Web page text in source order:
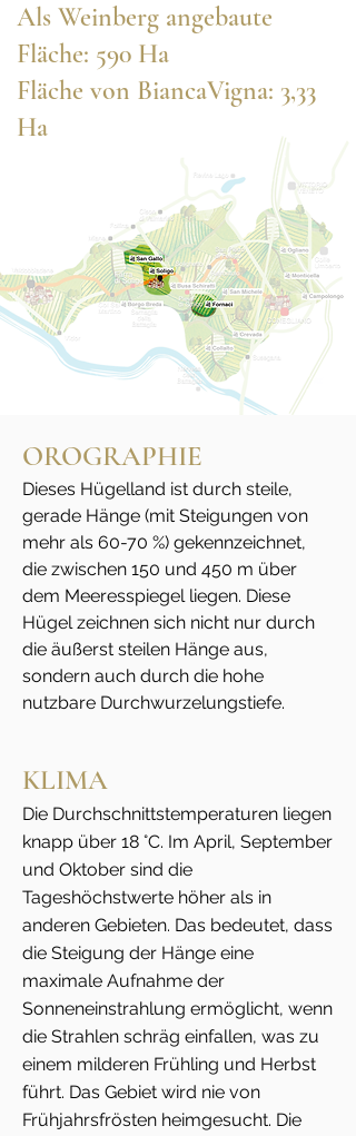
Als Weinberg angebaute
Fläche: 590 Ha
Fläche von BiancaVigna: 3,33
Ha
OROGRAPHIE
Dieses Hügelland ist durch steile,
gerade Hänge (mit Steigungen von
mehr als 60-70 %) gekennzeichnet,
die zwischen 150 und 450 m über
dem Meeresspiegel liegen. Diese
Hügel zeichnen sich nicht nur durch
die äußerst steilen Hänge aus,
sondern auch durch die hohe
nutzbare Durchwurzelungstiefe.
KLIMA
Die Durchschnittstemperaturen liegen
knapp über 18 °C. Im April, September
und Oktober sind die
Tageshöchstwerte höher als in
anderen Gebieten. Das bedeutet, dass
die Steigung der Hänge eine
maximale Aufnahme der
Sonneneinstrahlung ermöglicht, wenn
die Strahlen schräg einfallen, was zu
einem milderen Frühling und Herbst
führt. Das Gebiet wird nie von
Frühjahrsfrösten heimgesucht. Die